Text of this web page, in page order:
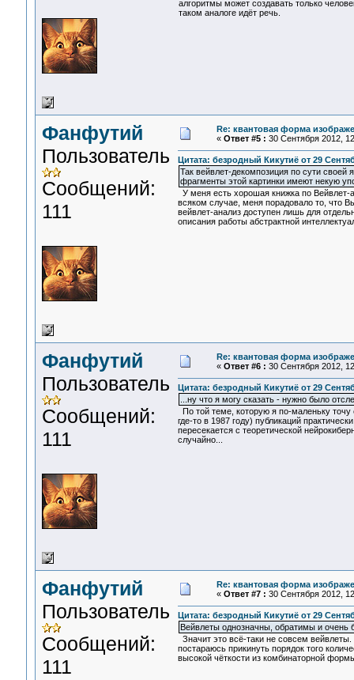
алгоритмы может создавать только
таком аналоге идёт речь.
Фанфутий
Пользователь
Сообщений:
111
Re: квантовая форма
« Ответ #5 : 30 Сентября 2012,
Цитата: безродный Кикутиё от 29
Так вейвлет-декомпозиция по сути своей
фрагменты этой картинки имеют некую
У меня есть хорошая книжка по
всяком случае, меня порадовало то, что
вейвлет-анализ доступен лишь для
описания работы абстрактной
Фанфутий
Пользователь
Сообщений:
111
Re: квантовая форма
« Ответ #6 : 30 Сентября 2012,
Цитата: безродный Кикутиё от 29
...ну что я могу сказать - нужно было
По той теме, которую я по-маленьку точу
где-то в 1987 году) публикаций
пересекается с теоретической
случайно...
Фанфутий
Пользователь
Сообщений:
111
Re: квантовая форма
« Ответ #7 : 30 Сентября 2012,
Цитата: безродный Кикутиё от 29
Вейвлеты однозначны, обратимы и
Значит это всё-таки не совсем
постараюсь прикинуть порядок того
высокой чёткости из комбинаторной